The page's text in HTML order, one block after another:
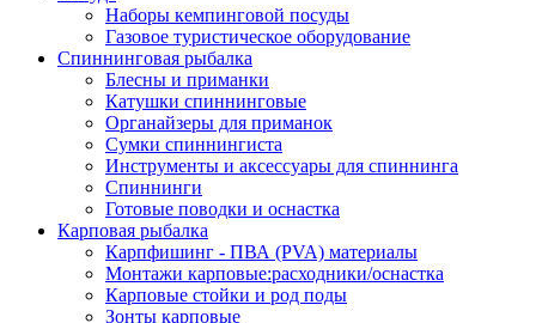
Наборы кемпинговой посуды
Газовое туристическое оборудование
Спиннинговая рыбалка
Блесны и приманки
Катушки спиннинговые
Органайзеры для приманок
Сумки спиннингиста
Инструменты и аксессуары для спиннинга
Спиннинги
Готовые поводки и оснастка
Карповая рыбалка
Карпфишинг - ПВА (PVA) материалы
Монтажи карповые:расходники/оснастка
Карповые стойки и род поды
Зонты карповые